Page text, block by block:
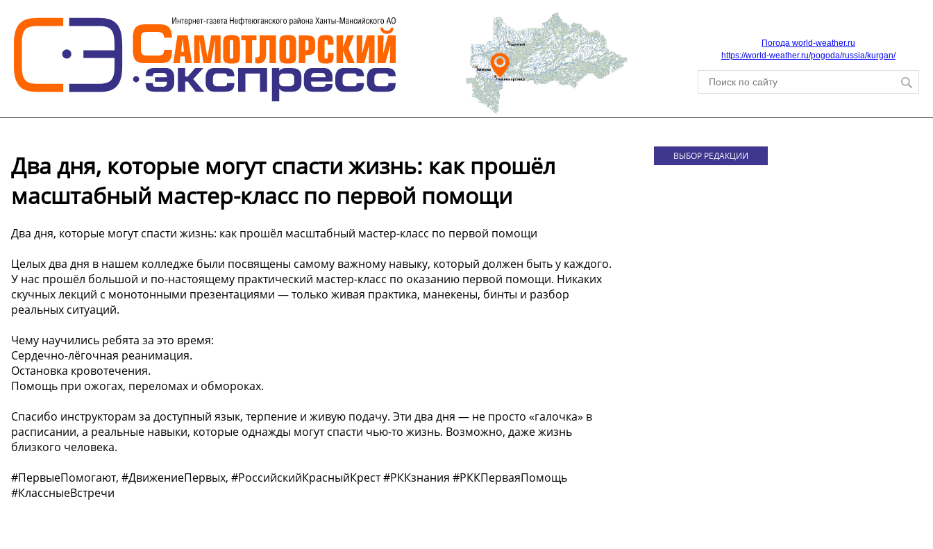
Погода world-weather.ru
https://world-weather.ru/pogoda/russia/kurgan/
Два дня, которые могут спасти жизнь: как прошёл
масштабный мастер-класс по первой помощи
Два дня, которые могут спасти жизнь: как прошёл масштабный мастер-класс по первой помощи
Целых два дня в нашем колледже были посвящены самому важному навыку, который должен быть у каждого.
У нас прошёл большой и по-настоящему практический мастер-класс по оказанию первой помощи. Никаких
скучных лекций с монотонными презентациями — только живая практика, манекены, бинты и разбор
реальных ситуаций.
Чему научились ребята за это время:
Сердечно-лёгочная реанимация.
Остановка кровотечения.
Помощь при ожогах, переломах и обмороках.
Спасибо инструкторам за доступный язык, терпение и живую подачу. Эти два дня — не просто «галочка» в
расписании, а реальные навыки, которые однажды могут спасти чью-то жизнь. Возможно, даже жизнь
близкого человека.
#ПервыеПомогают, #ДвижениеПервых, #РоссийскийКрасныйКрест #РККзнания #РККПерваяПомощь
#КлассныеВстречи
ВЫБОР РЕДАКЦИИ